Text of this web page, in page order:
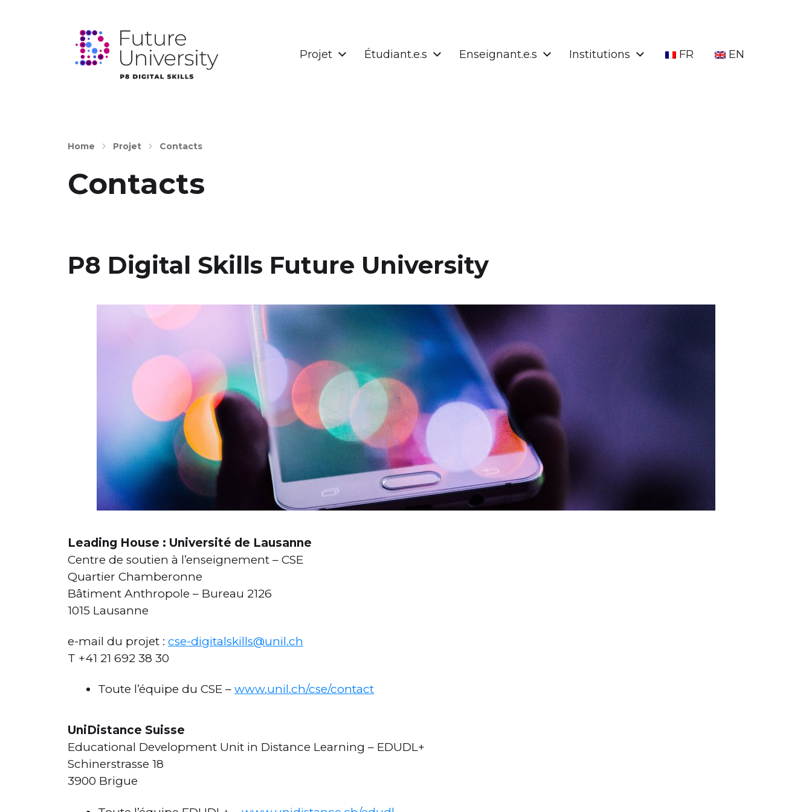
Projet Étudiant.e.s Enseignant.e.s Institutions FR EN
Home Projet Contacts
Contacts
P8 Digital Skills Future University
Leading House : Université de Lausanne
Centre de soutien à l’enseignement – CSE
Quartier Chamberonne
Bâtiment Anthropole – Bureau 2126
1015 Lausanne
e-mail du projet : cse-digitalskills@unil.ch
T +41 21 692 38 30
Toute l’équipe du CSE – www.unil.ch/cse/contact
UniDistance Suisse
Educational Development Unit in Distance Learning – EDUDL+
Schinerstrasse 18
3900 Brigue